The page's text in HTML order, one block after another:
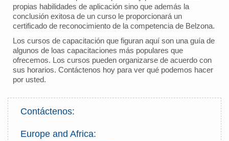
propias habilidades de aplicación sino que además la
conclusión exitosa de un curso le proporcionará un
certificado de reconocimiento de la competencia de Belzona.
Los cursos de capacitación que figuran aquí son una guía de
algunos de loas capacitaciones más populares que
ofrecemos. Los cursos pueden organizarse de acuerdo con
sus horarios. Contáctenos hoy para ver qué podemos hacer
por usted.
Contáctenos:
Europe and Africa: